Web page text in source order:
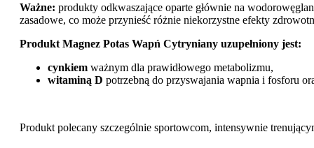
Ważne: produkty odkwaszające oparte głównie na
zasadowe, co może przynieść różnie niekorzystne efekty
Produkt Magnez Potas Wapń Cytryniany uzupełniony jest:
cynkiem ważnym dla prawidłowego metabolizmu,
witaminą D potrzebną do przyswajania wapnia i fosforu
Produkt polecany szczególnie sportowcom, intensywnie